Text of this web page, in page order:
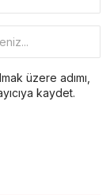
üzere adımı,
kaydet.